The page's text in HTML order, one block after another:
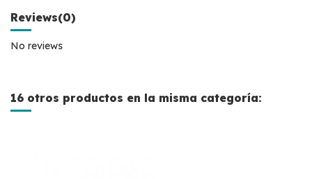
Reviews(0)
No reviews
16 otros productos en la misma categoría: